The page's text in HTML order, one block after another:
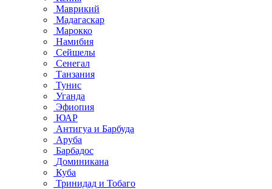
Маврикий
Мадагаскар
Марокко
Намибия
Сейшелы
Сенегал
Танзания
Тунис
Уганда
Эфиопия
ЮАР
Антигуа и Барбуда
Аруба
Барбадос
Доминикана
Куба
Тринидад и Тобаго